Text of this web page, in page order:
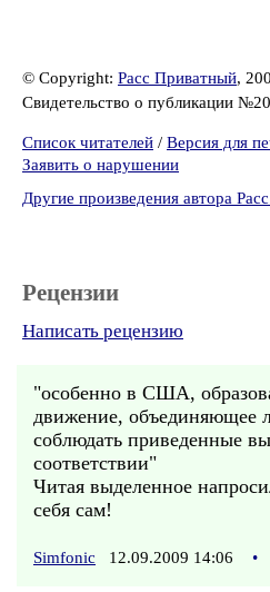
© Copyright: Расс Приватный,
Свидетельство о публикации
Список читателей / Версия для
Заявить о нарушении
Другие произведения автора
Рецензии
Написать рецензию
"особенно в США,
движение, объединяющее
соблюдать приведенные
соответствии"
Читая выделенное
себя сам!
Simfonic 12.09.2009 14:06 •